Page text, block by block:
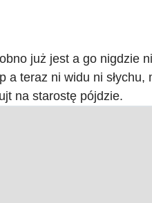
już jest a go nigdzie
a teraz ni widu ni słychu,
na starostę pójdzie.